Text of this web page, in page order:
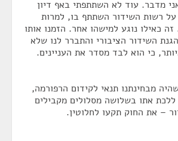
מדבר. עוד לא השתתפתי באף דיון
רשות השידור השתתף בו, למרות
כאילו נוגע למישהו אחר. הזמנו אותו
השידור הציבורי והתברר לנו שלא
כי הוא לבד מסדר את העניינים.
מבחינתנו תנאי לקידום הרפורמה,
אתו בשלושה מסלולים מקבילים
– את החוק תקעו לחלוטין.